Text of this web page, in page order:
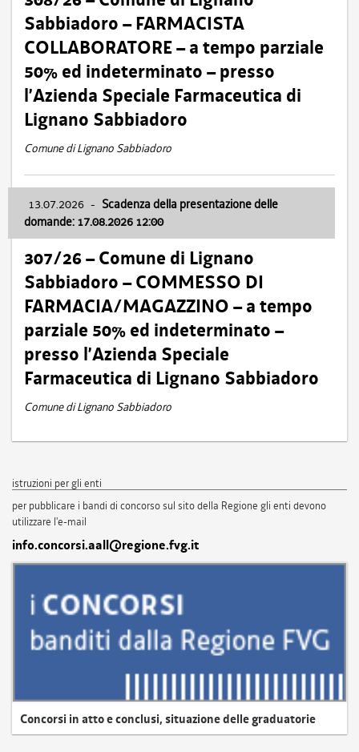
Sabbiadoro – FARMACISTA
COLLABORATORE – a tempo parziale
50% ed indeterminato – presso
l’Azienda Speciale Farmaceutica di
Lignano Sabbiadoro
Comune di Lignano Sabbiadoro
13.07.2026 - Scadenza della presentazione delle
domande: 17.08.2026 12:00
307/26 – Comune di Lignano
Sabbiadoro – COMMESSO DI
FARMACIA/MAGAZZINO – a tempo
parziale 50% ed indeterminato –
presso l’Azienda Speciale
Farmaceutica di Lignano Sabbiadoro
Comune di Lignano Sabbiadoro
istruzioni per gli enti
per pubblicare i bandi di concorso sul sito della Regione gli enti devono
utilizzare l'e-mail
info.concorsi.aall@regione.fvg.it
Concorsi in atto e conclusi, situazione delle graduatorie